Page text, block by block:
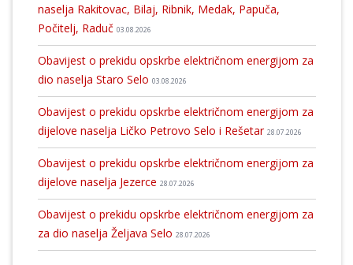
naselja Rakitovac, Bilaj, Ribnik, Medak, Papuča,
Počitelj, Raduč 03.08.2026
Obavijest o prekidu opskrbe električnom energijom za
dio naselja Staro Selo 03.08.2026
Obavijest o prekidu opskrbe električnom energijom za
dijelove naselja Ličko Petrovo Selo i Rešetar 28.07.2026
Obavijest o prekidu opskrbe električnom energijom za
dijelove naselja Jezerce 28.07.2026
Obavijest o prekidu opskrbe električnom energijom za
za dio naselja Željava Selo 28.07.2026